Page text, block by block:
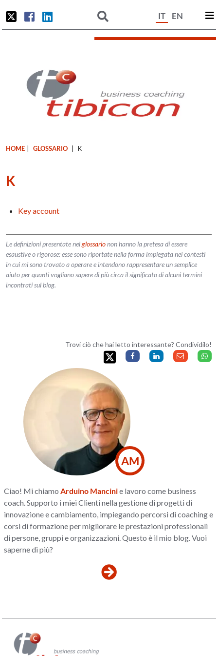
IT EN
HOME GLOSSARIO K
K
Key account
Le definizioni presentate nelglossarionon hanno la pretesa di essere
esaustive o rigorose: esse sono riportate nella forma impiegata nei contesti
in cui mi sono trovato a operare e intendono rappresentare un semplice
aiuto per quanti vogliano sapere di più circa il significato di alcuni termini
incontrati sul blog.
Trovi ciò che hai letto interessante? Condividilo!
AM
Ciao! Mi chiamo Arduino Mancinie lavoro come business
coach. Supporto i miei Clienti nella gestione di progetti di
innovazione e cambiamento, impiegando percorsi di coaching e
corsi di formazione per migliorare le prestazioni professionali
di persone, gruppi e organizzazioni. Questo è il mio blog. Vuoi
saperne di più?